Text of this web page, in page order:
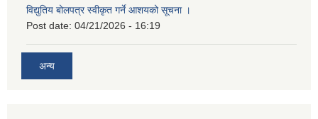
विद्युतिय बोलपत्र स्वीकृत गर्ने आशयको सूचना ।
Post date: 04/21/2026 - 16:19
अन्य